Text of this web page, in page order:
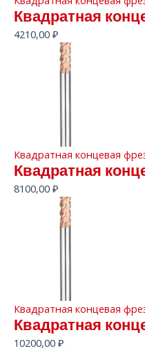
Квадратная
4210,00 ₽
Квадратная концевая
Квадратная
8100,00 ₽
Квадратная концевая
Квадратная
10200,00 ₽